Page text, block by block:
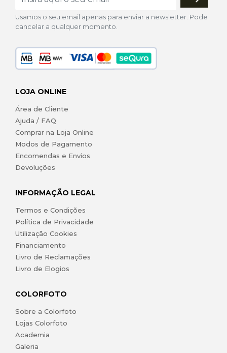
Usamos o seu email apenas para enviar a newsletter. Pode
cancelar a qualquer momento.
LOJA ONLINE
Área de Cliente
Ajuda / FAQ
Comprar na Loja Online
Modos de Pagamento
Encomendas e Envios
Devoluções
INFORMAÇÃO LEGAL
Termos e Condições
Política de Privacidade
Utilização Cookies
Financiamento
Livro de Reclamações
Livro de Elogios
COLORFOTO
Sobre a Colorfoto
Lojas Colorfoto
Academia
Galeria